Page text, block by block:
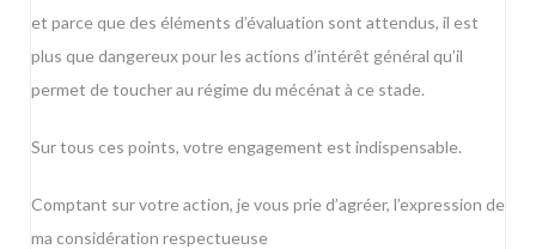
et parce que des éléments d’évaluation sont attendus, il est
plus que dangereux pour les actions d’intérêt général qu’il
permet de toucher au régime du mécénat à ce stade.
Sur tous ces points, votre engagement est indispensable.
Comptant sur votre action, je vous prie d’agréer, l’expression de
ma considération respectueuse